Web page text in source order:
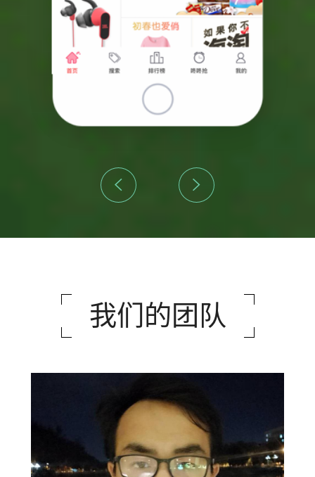
我们的团队